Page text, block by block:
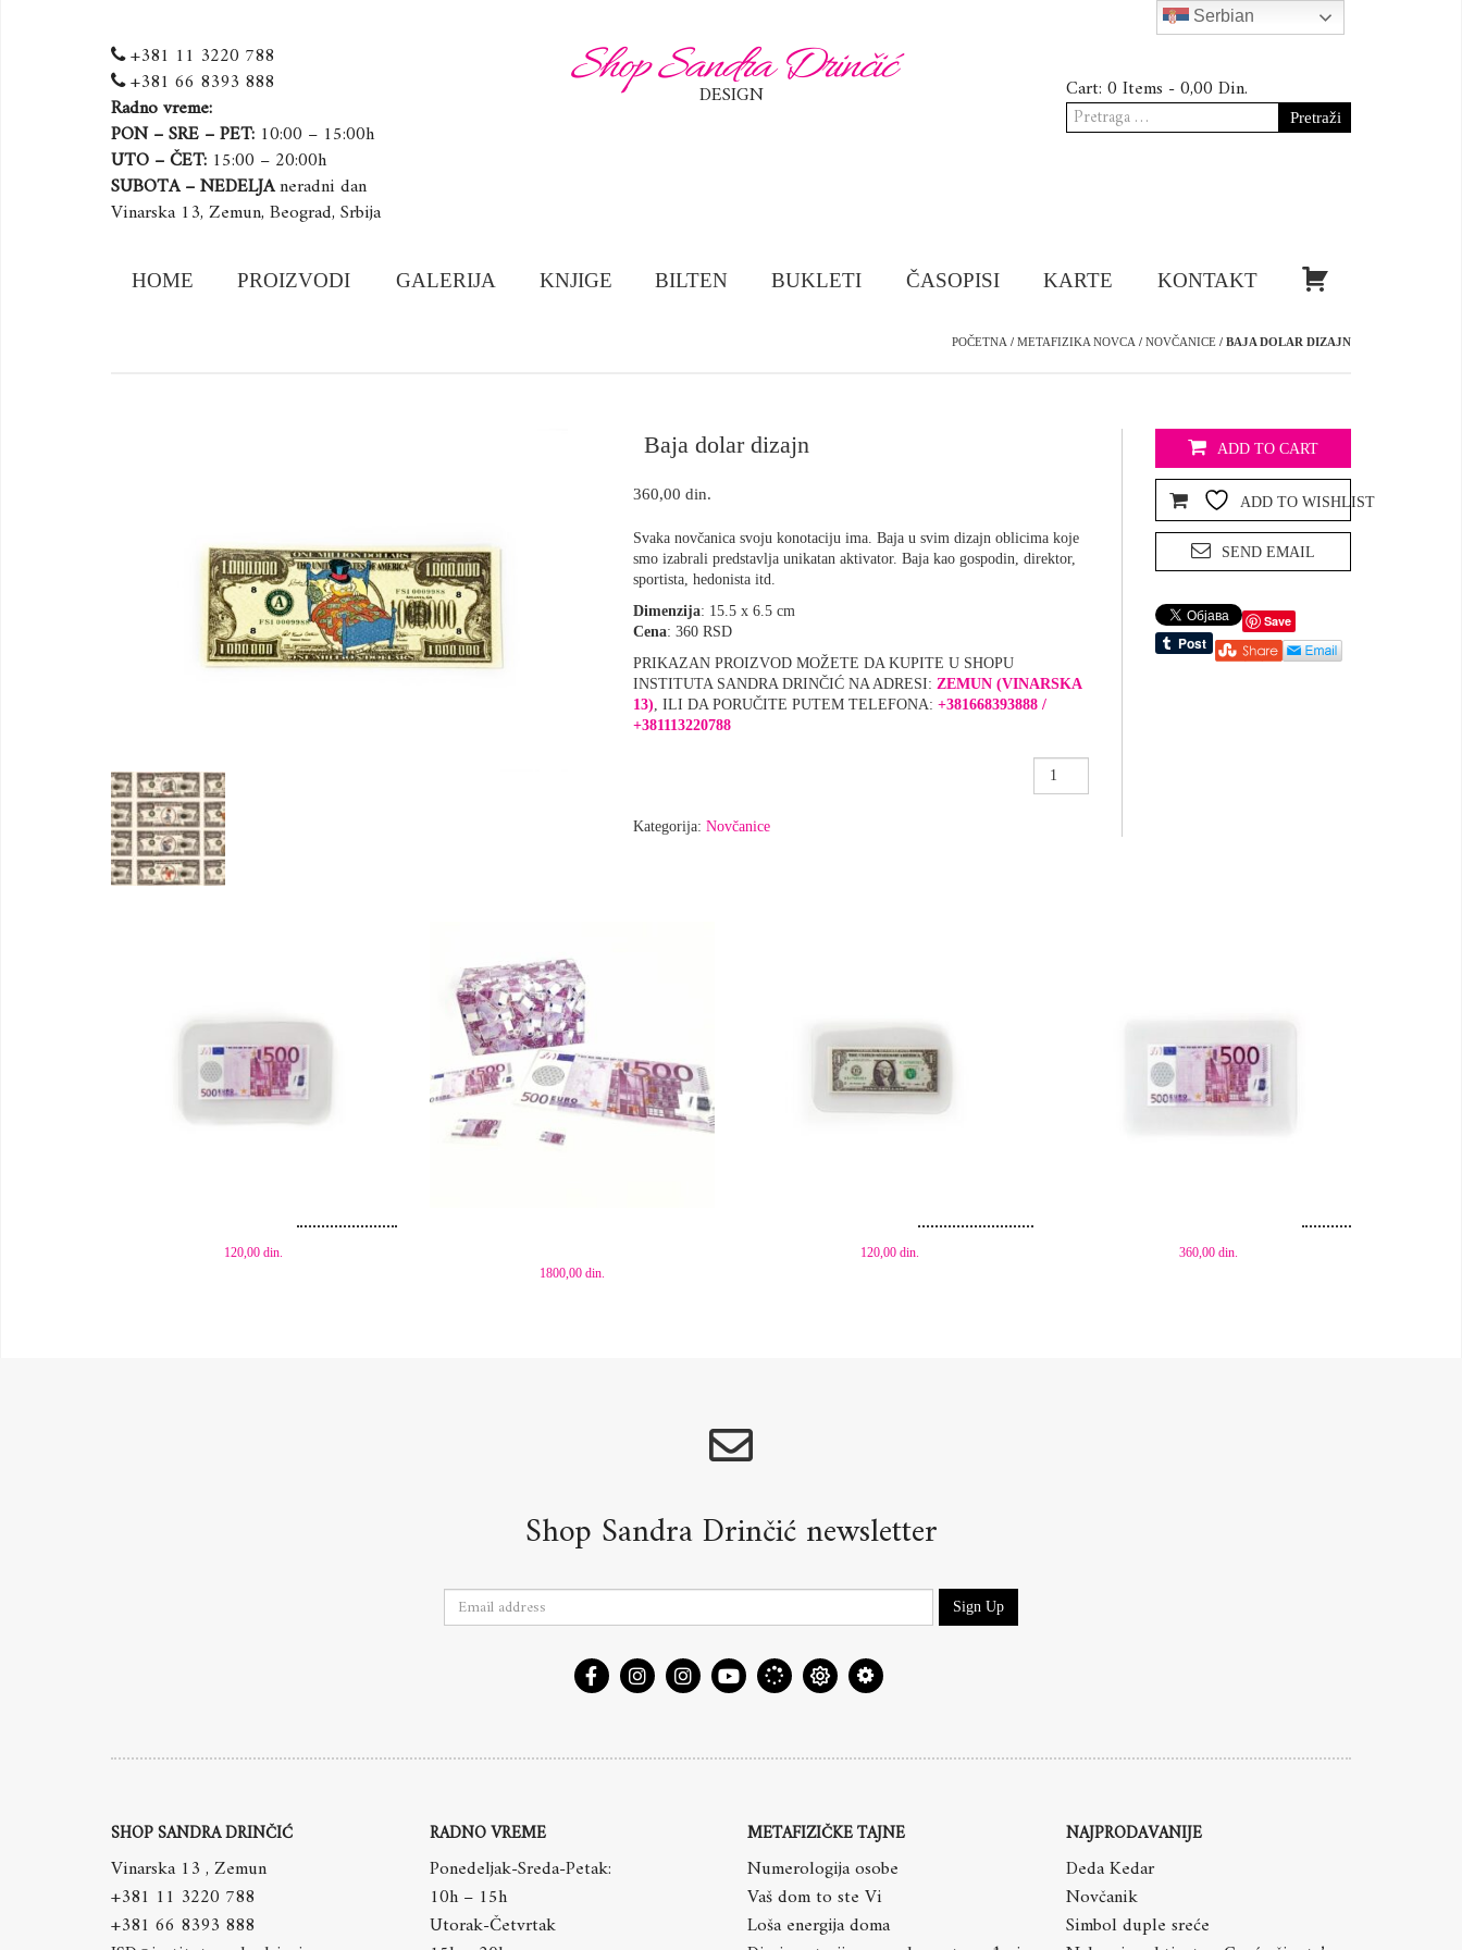
+381 11 3220 788
+381 66 8393 888
Radno vreme:
PON – SRE – PET: 10:00 – 15:00h
UTO – ČET: 15:00 – 20:00h
SUBOTA – NEDELJAneradni dan
Vinarska 13, Zemun, Beograd, Srbija
Shop Sandra Drinčić
DESIGN Cart: 0 Items -0,00 Din.
Pretraga
za:
HOME PROIZVODI GALERIJA KNJIGE BILTEN BUKLETI ČASOPISI KARTE KONTAKT
POČETNA / METAFIZIKA NOVCA / NOVČANICE / BAJA DOLAR DIZAJN
Baja dolar dizajn
360,00 din.
Svaka novčanica svoju konotaciju ima. Baja u svim dizajn oblicima koje
smo izabrali predstavlja unikatan aktivator. Baja kao gospodin, direktor,
sportista, hedonista itd.
Dimenzija: 15.5 x 6.5 cm
Cena: 360 RSD
PRIKAZAN PROIZVOD MOŽETE DA KUPITE U SHOPU
INSTITUTA SANDRA DRINČIĆ NA ADRESI: ZEMUN (VINARSKA
13), ILI DA PORUČITE PUTEM TELEFONA: +381668393888 /
+381113220788
Kategorija: Novčanice
ADD TO CART
ADD TO WISHLIST
SEND EMAIL
Save
120,00din.
1800,00 din.
120,00din. 360,00 din.
Shop Sandra Drinčić newsletter
Sign Up
SHOP SANDRA DRINČIĆ
Vinarska 13 , Zemun
+381 11 3220 788
+381 66 8393 888
RADNO VREME
Ponedeljak-Sreda-Petak:
10h – 15h
Utorak-Četvrtak
METAFIZIČKE TAJNE
Numerologija osobe
Vaš dom to ste Vi
Loša energija doma
NAJPRODAVANIJE
Deda Kedar
Novčanik
Simbol duple sreće
Serbian